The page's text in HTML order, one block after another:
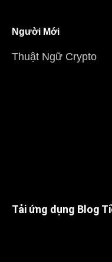
Người Mới
Thuật Ngữ Crypto
Tải ứng dụng Blog